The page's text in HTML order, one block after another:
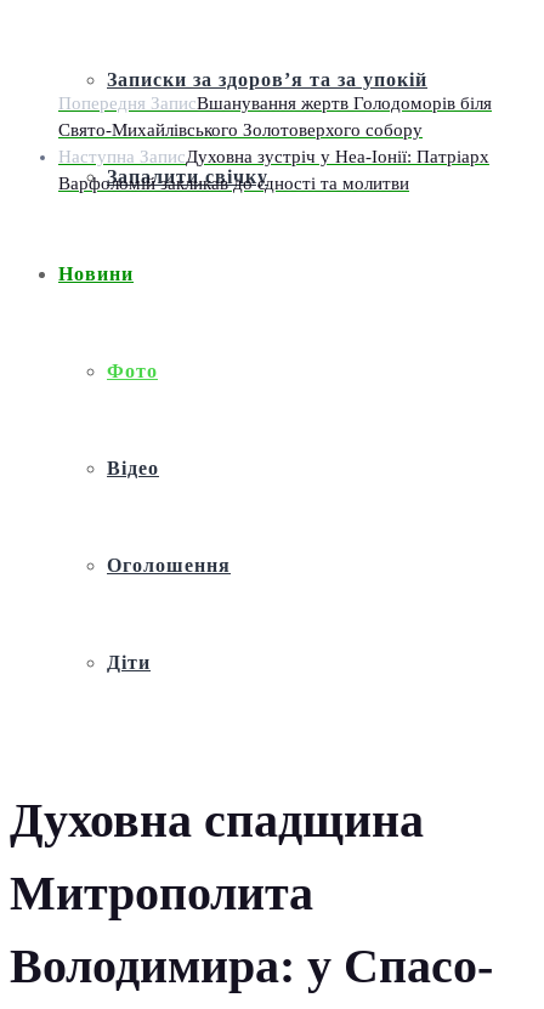
Записки за здоров’я та за упокій
Запалити свічку
Новини
Фото
Відео
Оголошення
Діти
Духовна спадщина
Митрополита
Володимира: у Спасо-
Попередня ЗаписВшанування жертв Голодоморів біля
Свято-Михайлівського Золотоверхого собору
Наступна ЗаписДуховна зустріч у Неа-Іонії: Патріарх
Варфоломій закликав до єдності та молитви